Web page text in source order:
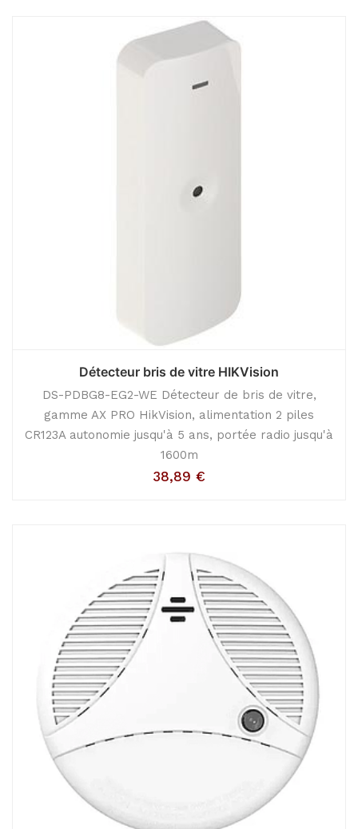
Détecteur bris de vitre HIKVision
DS-PDBG8-EG2-WE Détecteur de bris de vitre,
gamme AX PRO HikVision, alimentation 2 piles
CR123A autonomie jusqu'à 5 ans, portée radio jusqu'à
1600m
38,89 €